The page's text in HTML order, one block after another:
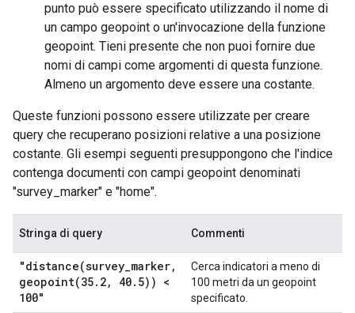
punto può essere specificato utilizzando il nome di
un campo geopoint o un'invocazione della funzione
geopoint. Tieni presente che non puoi fornire due
nomi di campi come argomenti di questa funzione.
Almeno un argomento deve essere una costante.
Queste funzioni possono essere utilizzate per creare
query che recuperano posizioni relative a una posizione
costante. Gli esempi seguenti presuppongono che l'indice
contenga documenti con campi geopoint denominati
"survey_marker" e "home".
Stringa di query Commenti
"distance(survey_marker,
geopoint(35. 2, 40. 5)) <
100"
Cerca indicatori a meno di
100 metri da un geopoint
specificato.